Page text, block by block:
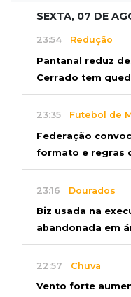
SEXTA, 07 DE
23:54 Redução
Pantanal reduz
Cerrado tem
23:35 Futebol de
Federação
formato e regras
23:16 Dourados
Biz usada na
abandonada em
22:57 Chuva
Vento forte